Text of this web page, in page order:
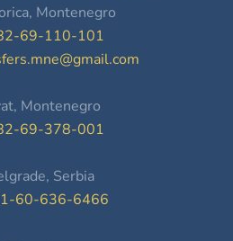
Montenegro
69-110-101
Montenegro
69-378-001
Serbia
60-636-6466